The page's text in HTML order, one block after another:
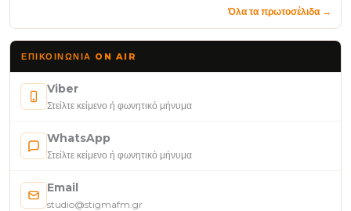
Όλα τα πρωτοσέλιδα →
ΕΠΙΚΟΙΝΩΝΊΑ ON AIR
Viber
Στείλτε κείμενο ή φωνητικό μήνυμα
WhatsApp
Στείλτε κείμενο ή φωνητικό μήνυμα
Email
studio@stigmafm.gr